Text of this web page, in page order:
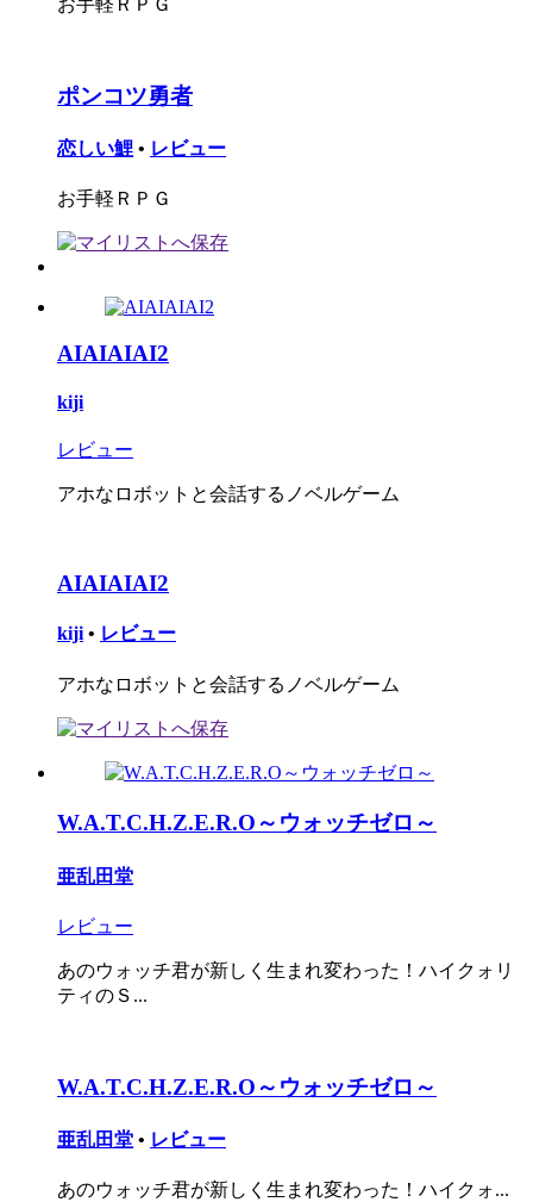
お手軽ＲＰＧ
ポンコツ勇者
恋しい鯉 • レビュー
お手軽ＲＰＧ
AIAIAIAI2
kiji
レビュー
アホなロボットと会話するノベルゲーム
AIAIAIAI2
kiji • レビュー
アホなロボットと会話するノベルゲーム
W.A.T.C.H.Z.E.R.O～ウォッチゼロ～
亜乱田堂
レビュー
あのウォッチ君が新しく生まれ変わった！ハイクォリ
ティのＳ...
W.A.T.C.H.Z.E.R.O～ウォッチゼロ～
亜乱田堂 • レビュー
あのウォッチ君が新しく生まれ変わった！ハイクォ...